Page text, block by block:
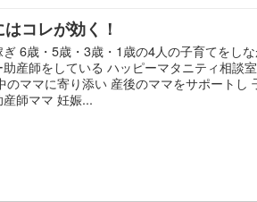
コレが効く！
6歳・5歳・3歳・1歳の4人の子育てをし
助産師をしている ハッピーマタニティ相談
のママに寄り添い 産後のママをサポートし
師ママ 妊娠...